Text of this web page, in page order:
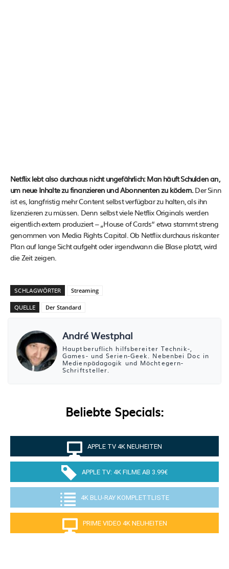
Netflix lebt also durchaus nicht ungefährlich: Man häuft Schulden an,
um neue Inhalte zu finanzieren und Abonnenten zu ködern.Der Sinn
ist es, langfristig mehr Content selbst verfügbar zu halten, als ihn
lizenzieren zu müssen. Denn selbst viele Netflix Originals werden
eigentlich extern produziert – „House of Cards“ etwa stammt streng
genommen von Media Rights Capital. Ob Netflix durchaus riskanter
Plan auf lange Sicht aufgeht oder irgendwann die Blase platzt, wird
die Zeit zeigen.
SCHLAGWÖRTER Streaming
QUELLE Der Standard
André Westphal
Hauptberuflich hilfsbereiter Technik-,
Games- und Serien-Geek. Nebenbei Doc in
Medienpädagogik und Möchtegern-
Schriftsteller.
Beliebte Specials:
APPLE TV 4K NEUHEITEN
APPLE TV: 4K FILME AB 3.99€
4K BLU-RAY KOMPLETTLISTE
PRIME VIDEO 4K NEUHEITEN